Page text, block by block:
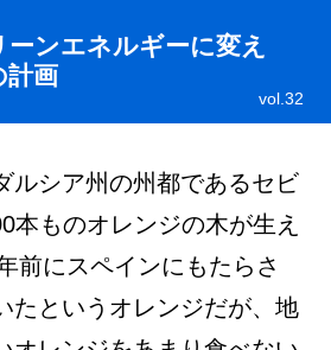
ンエネルギーに変え
計画
vol.32
ルシア州の州都であるセビ
本ものオレンジの木が生え
前にスペインにもたらさ
たというオレンジだが、地